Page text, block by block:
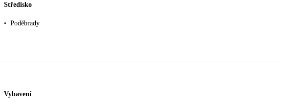
Středisko
• Poděbrady
Vybavení